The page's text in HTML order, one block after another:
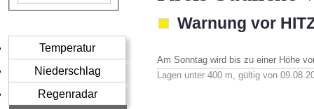
Temperatur
Niederschlag
Regenradar
Warnung vor
Am Sonntag wird bis zu einer Höhe
Lagen unter 400 m, gültig von